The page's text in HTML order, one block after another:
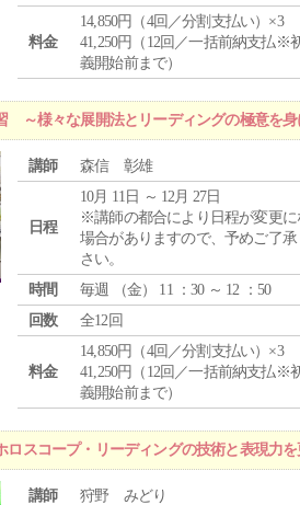
料金
14,850円（4回／分割支払い）×3
41,250円（12回／一括前納支払※
義開始前まで）
～様々な展開法とリーディングの極意を身
講師 森信 彰雄
日程
10月 11日 ～ 12月 27日
※講師の都合により日程が変更に
場合がありますので、予めご了承
さい。
時間
毎週 （金） 11 ：30 ～ 12 ：50
回数
全12回
料金
14,850円（4回／分割支払い）×3
41,250円（12回／一括前納支払※
義開始前まで）
スコープ・リーディングの技術と表現力
講師 狩野 みどり